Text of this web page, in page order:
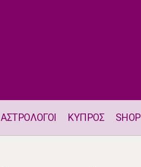
ΑΣΤΡΟΛΟΓΟΙ ΚΥΠΡΟΣ SHOP